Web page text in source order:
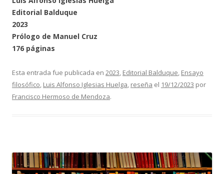
Editorial Balduque
2023
Prólogo de Manuel Cruz
176 páginas
Esta entrada fue publicada en 2023, Editorial Balduque, Ensayo
filosófico, Luis Alfonso Iglesias Huelga, reseña el 19/12/2023 por
Francisco Hermoso de Mendoza.